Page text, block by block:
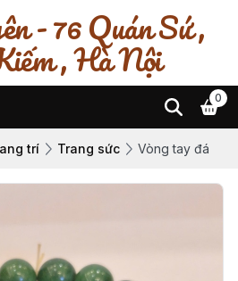
- 76 Quán Sứ ,
, Hà Nội
0
trí Trang sức Vòng tay đá